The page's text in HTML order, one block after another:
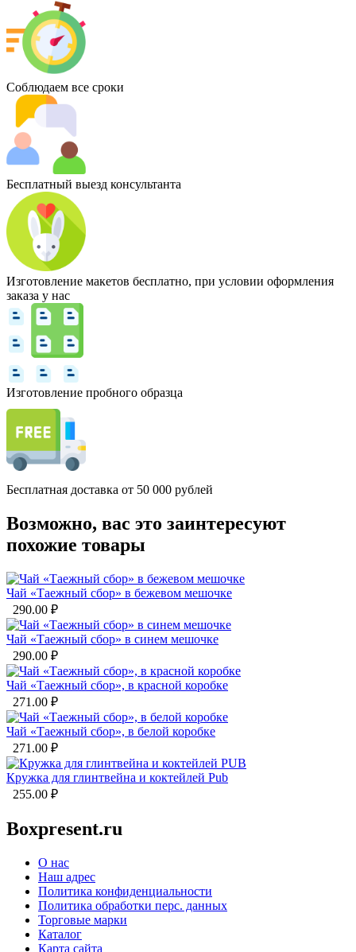
Соблюдаем все сроки
Бесплатный выезд консультанта
Изготовление макетов бесплатно, при условии оформления
заказа у нас
Изготовление пробного образца
Бесплатная доставка от 50 000 рублей
Возможно, вас это заинтересуют
похожие товары
Чай «Таежный сбор» в бежевом мешочке
290.00 ₽
Чай «Таежный сбор» в синем мешочке
290.00 ₽
Чай «Таежный сбор», в красной коробке
271.00 ₽
Чай «Таежный сбор», в белой коробке
271.00 ₽
Кружка для глинтвейна и коктейлей Pub
255.00 ₽
Boxpresent.ru
О нас
Наш адрес
Политика конфиденциальности
Политика обработки перс. данных
Торговые марки
Каталог
Карта сайта